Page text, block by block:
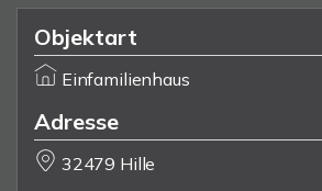
Objektart
Einfamilienhaus
Adresse
32479 Hille